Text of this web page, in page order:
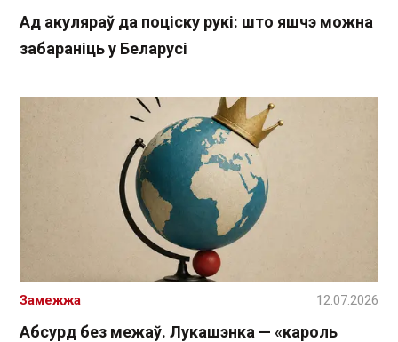
Ад акуляраў да поціску рукі: што яшчэ можна
забараніць у Беларусі
Абсурд без межаў. Лукашэнка — «кароль
Замежжа 12.07.2026